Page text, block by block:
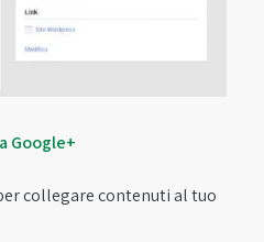
Google+
collegare contenuti al tuo